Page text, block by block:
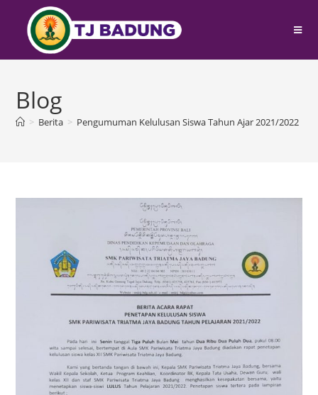
Blog
> Berita > Pengumuman Kelulusan Siswa Tahun Ajar 2021/2022